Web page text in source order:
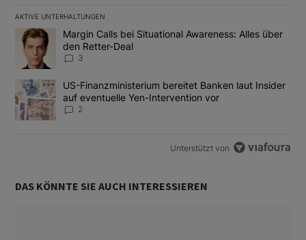
AKTIVE UNTERHALTUNGEN
Das Folgende ist eine Liste der am meisten kommentierten
Ein Trendartikel mit dem Titel "Margin Calls bei Situational
Margin Calls bei Situational Awareness: Alles über
den Retter-Deal
3
Ein Trendartikel mit dem Titel "US-Finanzministerium bereitet
US-Finanzministerium bereitet Banken laut Insider
auf eventuelle Yen-Intervention vor
2
Unterstützt von
DAS KÖNNTE SIE AUCH INTERESSIEREN